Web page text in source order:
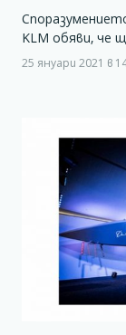
KLM обяви, че
25 януари 2021 в